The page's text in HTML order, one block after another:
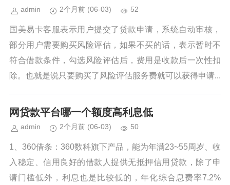
admin 2个月前 (06-03) 52
国美易卡客服表示用户提交了贷款申请，系统自动审核，
部分用户需要购买风险评估，如果不买的话，表示暂时不
符合借款条件，勾选风险评估后，费用是收款后一次性扣
除。也就是说只要购买了风险评估服务费就可以获得申请...
网贷款平台哪一个额度高利息低
admin 2个月前 (06-03) 50
1、360借条：360数科旗下产品，能为年满23~55周岁、收
入稳定、信用良好的借款人提供无抵押信用贷款，除了申
请门槛低外，利息也是比较低的，年化综合息费率7.2%